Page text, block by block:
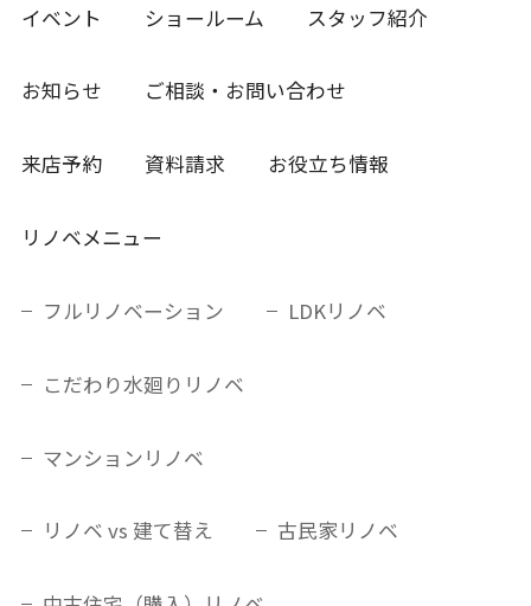
イベント ショールーム スタッフ紹介
お知らせ ご相談・お問い合わせ
来店予約 資料請求 お役立ち情報
リノベメニュー
フルリノベーション LDKリノベ
こだわり水廻りリノベ
マンションリノベ
リノベ vs 建て替え 古民家リノベ